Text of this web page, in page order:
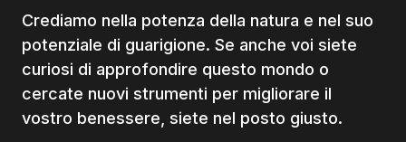
Crediamo nella potenza della natura e nel suo
potenziale di guarigione. Se anche voi siete
curiosi di approfondire questo mondo o
cercate nuovi strumenti per migliorare il
vostro benessere, siete nel posto giusto.